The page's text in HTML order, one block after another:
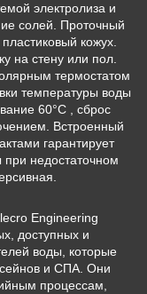
электролиза и
солей. Проточный
кожух.
на стену или пол.
термостатом
температуры воды
60°С , сброс
Встроенный
гарантирует
недостаточном
Engineering
доступных и
воды, которые
и СПА. Они
процессам,